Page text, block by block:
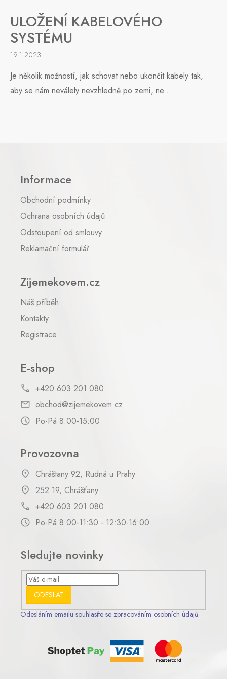
ULOŽENÍ KABELOVÉHO
SYSTÉMU
19.1.2023
Je několik možností, jak schovat nebo ukončit kabely tak,
aby se nám neválely nevzhledně po zemi, ne...
Informace
Obchodní podmínky
Ochrana osobních údajů
Odstoupení od smlouvy
Reklamační formulář
Zijemekovem.cz
Náš příběh
Kontakty
Registrace
E-shop
+420 603 201 080
obchod@zijemekovem.cz
Po-Pá 8:00-15:00
Provozovna
Chráštany 92, Rudná u Prahy
252 19, Chrášťany
+420 603 201 080
Po-Pá 8:00-11:30 - 12:30-16:00
Sledujte novinky
ODESLAT
Odesláním emailu souhlasíte se zpracováním osobních údajů.